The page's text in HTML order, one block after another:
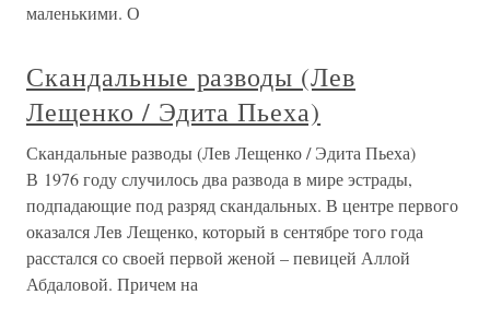
маленькими. О
Скандальные разводы (Лев
Лещенко / Эдита Пьеха)
Скандальные разводы (Лев Лещенко / Эдита Пьеха)
В 1976 году случилось два развода в мире эстрады,
подпадающие под разряд скандальных. В центре первого
оказался Лев Лещенко, который в сентябре того года
расстался со своей первой женой – певицей Аллой
Абдаловой. Причем на